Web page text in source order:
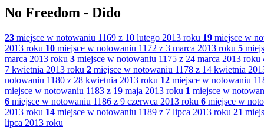
No Freedom - Dido
23 miejsce w notowaniu 1169 z 10 lutego 2013 roku 19 miejsce w
2013 roku 10 miejsce w notowaniu 1172 z 3 marca 2013 roku 5
marca 2013 roku 3 miejsce w notowaniu 1175 z 24 marca 2013 roku
7 kwietnia 2013 roku 2 miejsce w notowaniu 1178 z 14 kwietnia
notowaniu 1180 z 28 kwietnia 2013 roku 12 miejsce w notowaniu
miejsce w notowaniu 1183 z 19 maja 2013 roku 1 miejsce w
6 miejsce w notowaniu 1186 z 9 czerwca 2013 roku 6 miejsce w
2013 roku 14 miejsce w notowaniu 1189 z 7 lipca 2013 roku 21
lipca 2013 roku